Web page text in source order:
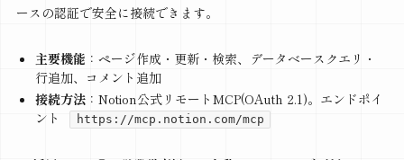
ースの認証で安全に接続できます。
主要機能 ：ページ作成・更新・検索、データベースクエリ・
行追加、コメント追加
接続方法：Notion公式リモートMCP(OAuth 2.1)。エンドポイ
ント
https://mcp.notion.com/mcp